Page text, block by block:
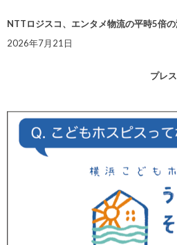
NTTロジスコ、エンタメ物流の平時5倍
2026年7月21日
プレ